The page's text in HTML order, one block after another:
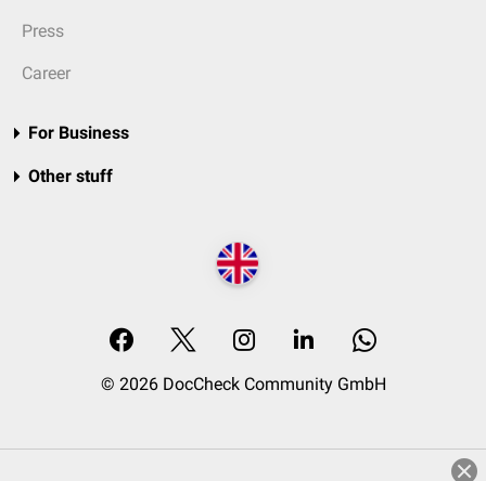
Press
Career
For Business
Other stuff
© 2026 DocCheck Community GmbH